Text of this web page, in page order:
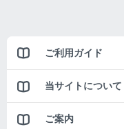
ご利用ガイド
当サイトについて
ご案内